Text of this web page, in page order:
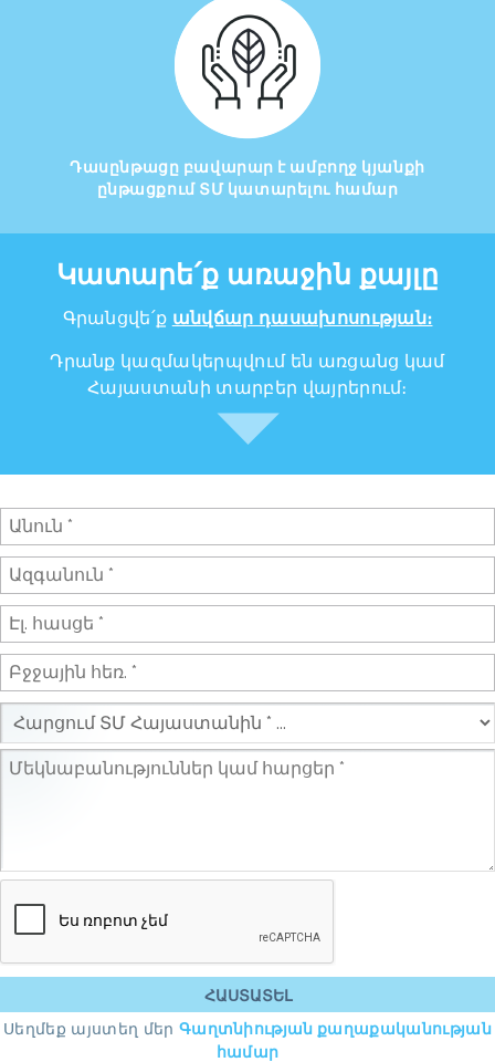
Դասընթացը բավարար է ամբողջ կյանքի
ընթացքում ՏՄ կատարելու համար
Կատարե՛ք առաջին քայլը
Գրանցվե՛ք անվճար դասախոսության։
Դրանք կազմակերպվում են առցանց կամ
Հայաստանի տարբեր վայրերում։
Սեղմեք այստեղ մեր Գաղտնիության քաղաքականության
համար